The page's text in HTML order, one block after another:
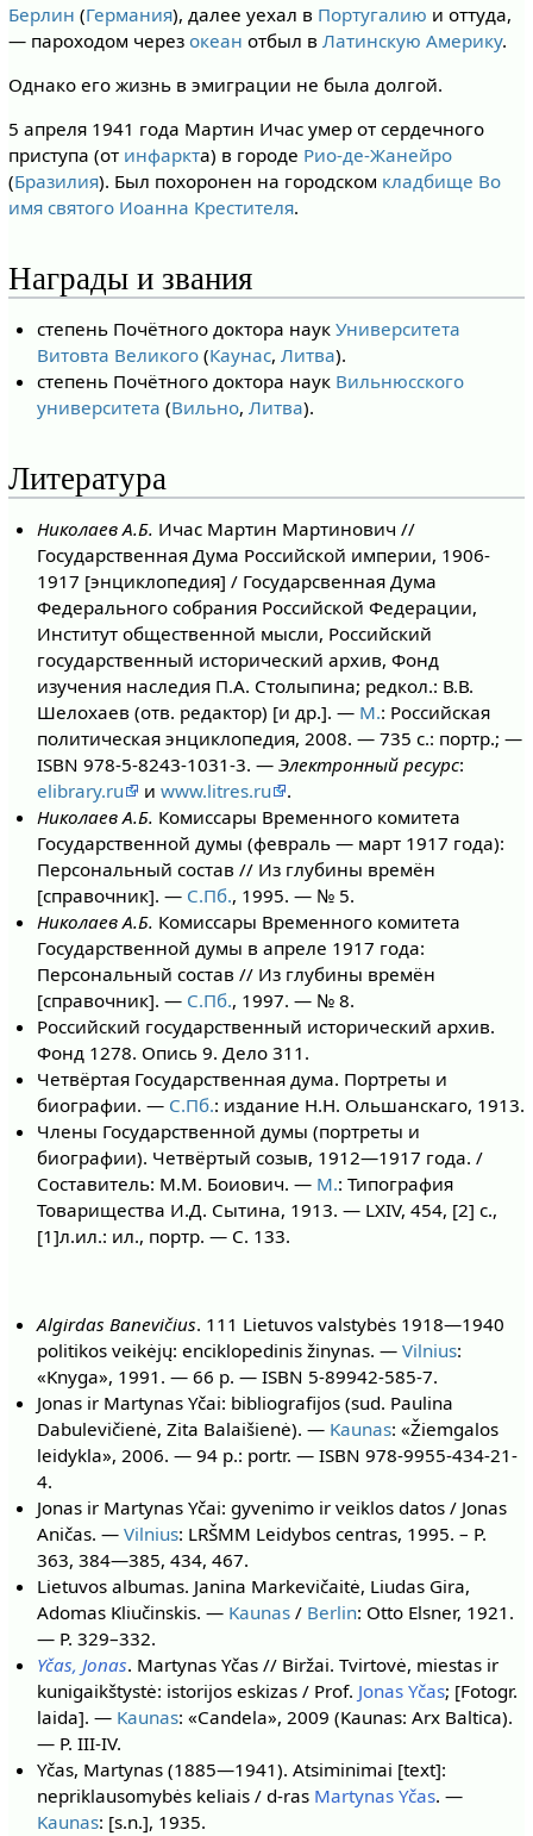
Берлин (Германия), далее уехал в Португалию и оттуда,
— пароходом через океан отбыл в Латинскую Америку.
Однако его жизнь в эмиграции не была долгой.
5 апреля 1941 года Мартин Ичас умер от сердечного
приступа (от инфаркта) в городе Рио-де-Жанейро
(Бразилия). Был похоронен на городском кладбище Во
имя святого Иоанна Крестителя.
Награды и звания
cтепень Почётного доктора наукУниверситета
Витовта Великого (Каунас,Литва).
cтепень Почётного доктора наук Вильнюсского
университета (Вильно,Литва).
Литература
Николаев А.Б. Ичас Мартин Мартинович //
Государственная Дума Российской империи, 1906-
1917 [энциклопедия] / Государсвенная Дума
Федерального собрания Российской Федерации,
Институт общественной мысли, Российский
государственный исторический архив, Фонд
изучения наследия П.А. Столыпина; редкол.: В.В.
Шелохаев (отв. редактор) [и др.]. — М.: Российская
политическая энциклопедия, 2008. — 735 с.: портр.; —
ISBN 978-5-8243-1031-3. —Электронный ресурс:
elibrary.ru
иwww.litres.ru
.
Николаев А.Б. Комиссары Временного комитета
Государственной думы (февраль — март 1917 года):
Персональный состав // Из глубины времён
[справочник]. — С.Пб., 1995. — № 5.
Николаев А.Б. Комиссары Временного комитета
Государственной думы в апреле 1917 года:
Персональный состав // Из глубины времён
[справочник]. — С.Пб., 1997. — № 8.
Российский государственный исторический архив.
Фонд 1278. Опись 9. Дело 311.
Четвёртая Государственная дума. Портреты и
биографии. — С.Пб.: издание Н.Н. Ольшанскаго, 1913.
Члены Государственной думы (портреты и
биографии). Четвёртый созыв, 1912—1917 года. /
Составитель: М.М. Боиович. — М.: Типография
Товарищества И.Д. Сытина, 1913. — LXIV, 454, [2] с.,
[1]л.ил.: ил., портр. — С. 133.
Algirdas Banevičius. 111 Lietuvos valstybės 1918—1940
politikos veikėjų: enciklopedinis žinynas. —Vilnius:
«Knyga», 1991. — 66 p. — ISBN 5-89942-585-7.
Jonas ir Martynas Yčai: bibliografijos (sud. Paulina
Dabulevičienė, Zita Balaišienė). — Kaunas: «Žiemgalos
leidykla», 2006. — 94 p.: portr. — ISBN 978-9955-434-21-
4.
Jonas ir Martynas Yčai: gyvenimo ir veiklos datos / Jonas
Aničas. —Vilnius: LRŠMM Leidybos centras, 1995. – P.
363, 384—385, 434, 467.
Lietuvos albumas. Janina Markevičaitė, Liudas Gira,
Adomas Kliučinskis. — Kaunas / Berlin: Otto Elsner, 1921.
— Р. 329–332.
Yčas, Jonas. Martynas Yčas // Biržai. Tvirtovė, miestas ir
kunigaikštystė: istorijos eskizas / Prof. Jonas Yčas; [Fotogr.
laida]. — Kaunas: «Candela», 2009 (Kaunas: Arx Baltica).
— P. III-IV.
Yčas, Martynas (1885—1941). Atsiminimai [text]:
nepriklausomybės keliais / d-ras Martynas Yčas. —
Kaunas: [s.n.], 1935.